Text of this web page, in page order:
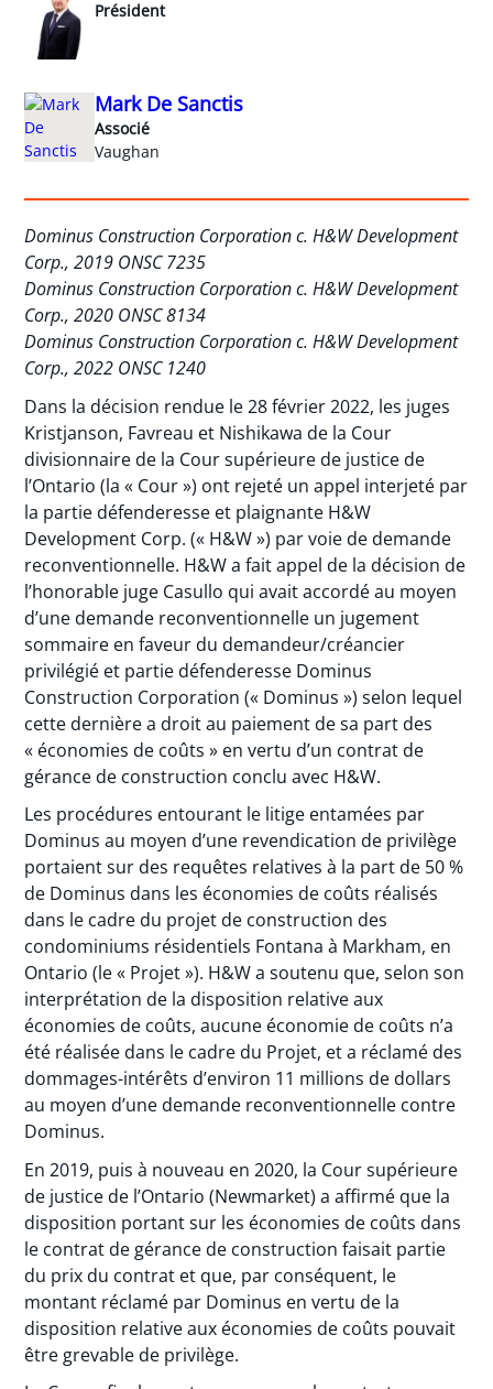
Président
Mark De Sanctis
Associé
Vaughan
Dominus Construction Corporation c. H&W Development
Corp., 2019 ONSC 7235
Dominus Construction Corporation c. H&W Development
Corp., 2020 ONSC 8134
Dominus Construction Corporation c. H&W Development
Corp., 2022 ONSC 1240
Dans la décision rendue le 28 février 2022, les juges
Kristjanson, Favreau et Nishikawa de la Cour
divisionnaire de la Cour supérieure de justice de
l’Ontario (la « Cour ») ont rejeté un appel interjeté par
la partie défenderesse et plaignante H&W
Development Corp. (« H&W ») par voie de demande
reconventionnelle. H&W a fait appel de la décision de
l’honorable juge Casullo qui avait accordé au moyen
d’une demande reconventionnelle un jugement
sommaire en faveur du demandeur/créancier
privilégié et partie défenderesse Dominus
Construction Corporation (« Dominus ») selon lequel
cette dernière a droit au paiement de sa part des
« économies de coûts » en vertu d’un contrat de
gérance de construction conclu avec H&W.
Les procédures entourant le litige entamées par
Dominus au moyen d’une revendication de privilège
portaient sur des requêtes relatives à la part de 50 %
de Dominus dans les économies de coûts réalisés
dans le cadre du projet de construction des
condominiums résidentiels Fontana à Markham, en
Ontario (le « Projet »). H&W a soutenu que, selon son
interprétation de la disposition relative aux
économies de coûts, aucune économie de coûts n’a
été réalisée dans le cadre du Projet, et a réclamé des
dommages-intérêts d’environ 11 millions de dollars
au moyen d’une demande reconventionnelle contre
Dominus.
En 2019, puis à nouveau en 2020, la Cour supérieure
de justice de l’Ontario (Newmarket) a affirmé que la
disposition portant sur les économies de coûts dans
le contrat de gérance de construction faisait partie
du prix du contrat et que, par conséquent, le
montant réclamé par Dominus en vertu de la
disposition relative aux économies de coûts pouvait
être grevable de privilège.